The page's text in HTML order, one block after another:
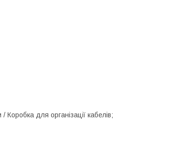
для організації кабелів;